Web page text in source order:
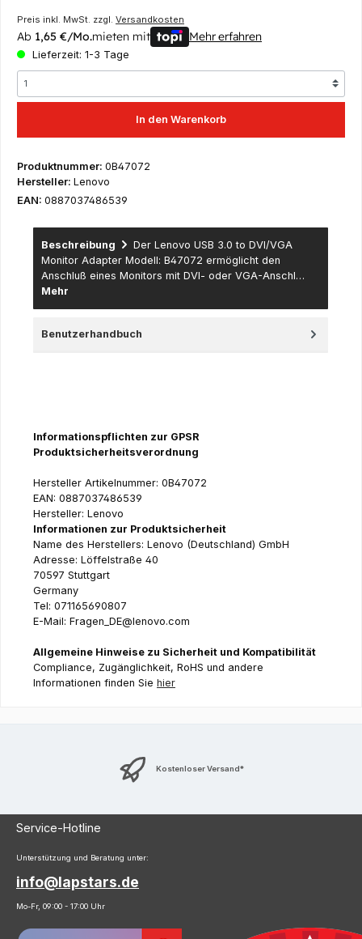
Preis inkl. MwSt. zzgl. Versandkosten
Ab 1,65 €/Mo.mieten mit Mehr erfahren
Lieferzeit: 1-3 Tage
In den Warenkorb
Produktnummer: 0B47072
Hersteller: Lenovo
EAN: 0887037486539
Beschreibung
Der Lenovo USB 3.0 to DVI/VGA
Monitor Adapter Modell: B47072 ermöglicht den
Anschluß eines Monitors mit DVI- oder VGA-Anschl…
Mehr
Benutzerhandbuch
Informationspflichten zur GPSR
Produktsicherheitsverordnung
Hersteller Artikelnummer: 0B47072
EAN: 0887037486539
Hersteller: Lenovo
Informationen zur Produktsicherheit
Name des Herstellers: Lenovo (Deutschland) GmbH
Adresse: Löffelstraße 40
70597 Stuttgart
Germany
Tel: 071165690807
E-Mail: Fragen_DE@lenovo.com
Allgemeine Hinweise zu Sicherheit und Kompatibilität
Compliance, Zugänglichkeit, RoHS und andere
Informationen finden Sie hier
Kostenloser Versand*
Service-Hotline
Unterstützung und Beratung unter:
info@lapstars.de
Mo-Fr, 09:00 - 17:00 Uhr